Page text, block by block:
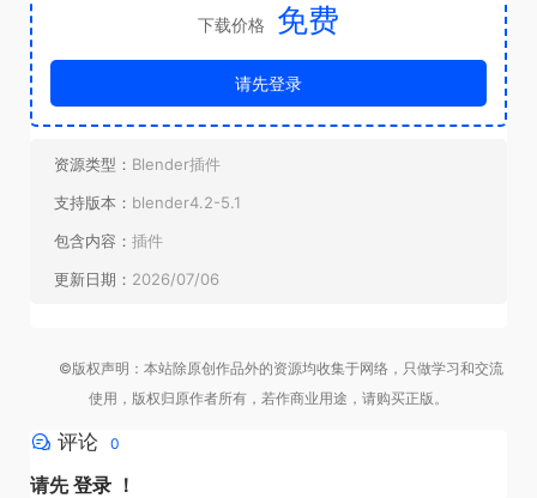
下载价格 免费
请先登录
资源类型： Blender插件
支持版本： blender4.2-5.1
包含内容： 插件
更新日期： 2026/07/06
©版权声明：本站除原创作品外的资源均收集于网络，只做学习和交流
使用，版权归原作者所有，若作商业用途，请购买正版。
评论 0
请先登录 ！